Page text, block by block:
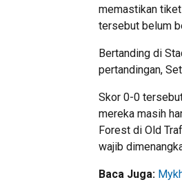
memastikan
tersebut belum
Bertanding di
pertandingan,
Skor 0-0
mereka masih
Forest di Old
wajib
Baca Juga: